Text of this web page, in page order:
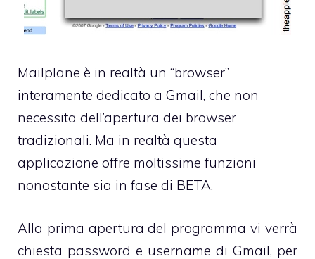
Mailplane è in realtà un “browser”
interamente dedicato a Gmail, che non
necessita dell’apertura dei browser
tradizionali. Ma in realtà questa
applicazione offre moltissime funzioni
nonostante sia in fase di BETA.
Alla prima apertura del programma vi verrà
chiesta password e username di Gmail, per